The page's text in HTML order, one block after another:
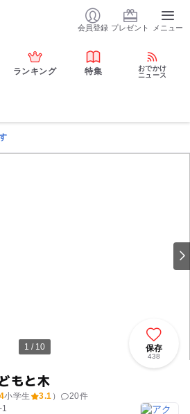
会員登録 プレゼント メニュー
ランキング 特集
おでかけ
ニュース
1 / 10
もと木
小学生 3.1 ） 20件
保存
438